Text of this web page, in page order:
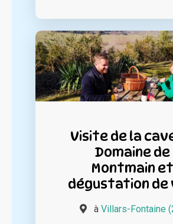
Visite de la
Domaine de
Montmain et
dégustation de
à Villars-Fontaine